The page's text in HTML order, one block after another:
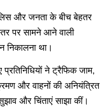
और जनता के बीच बेहतर
पर सामने आने वाली
निकालना था।
ने ट्रैफिक जाम,
और वाहनों की अनियंत्रित
और चिंताएं साझा कीं।